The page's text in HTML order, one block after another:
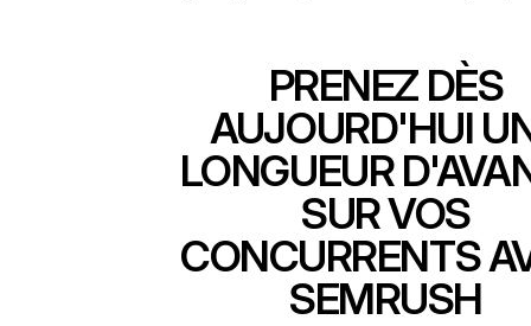
PRENEZ DÈS
AUJOURD'HUI
LONGUEUR
SUR VOS
CONCURRENTS
SEMRUSH